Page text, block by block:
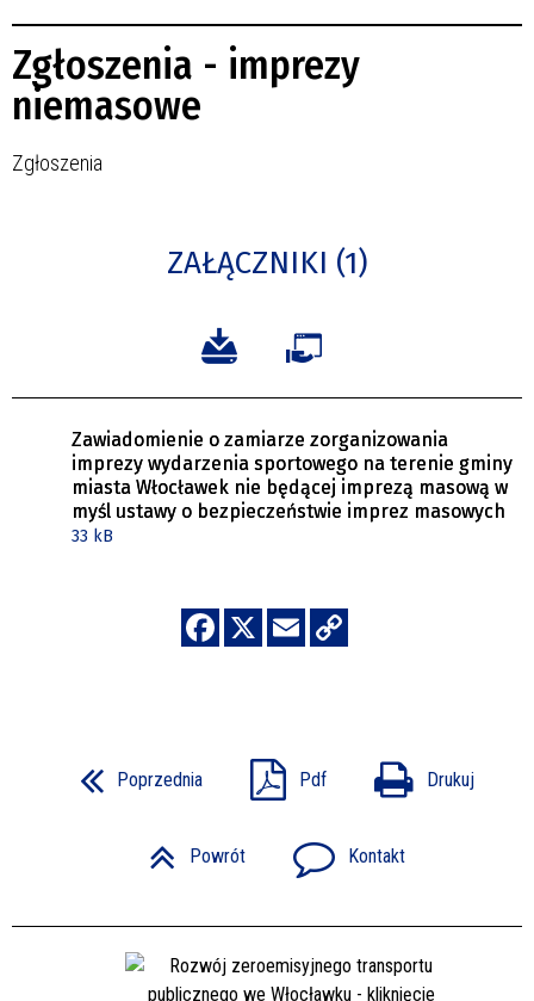
Zgłoszenia - imprezy
niemasowe
Zgłoszenia
ZAŁĄCZNIKI (1)
Zawiadomienie o zamiarze zorganizowania
imprezy wydarzenia sportowego na terenie gminy
miasta Włocławek nie będącej imprezą masową w
myśl ustawy o bezpieczeństwie imprez masowych
33 kB
Poprzednia Pdf Drukuj
Powrót Kontakt